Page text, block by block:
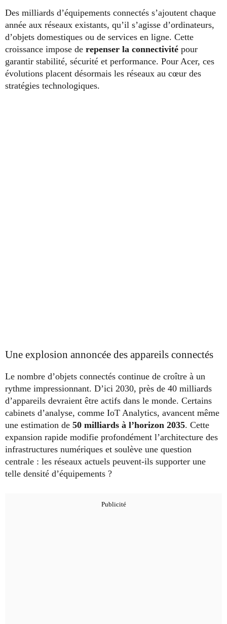
Des milliards d’équipements connectés s’ajoutent chaque
année aux réseaux existants, qu’il s’agisse d’ordinateurs,
d’objets domestiques ou de services en ligne. Cette
croissance impose de repenser la connectivité pour
garantir stabilité, sécurité et performance. Pour Acer, ces
évolutions placent désormais les réseaux au cœur des
stratégies technologiques.
Une explosion annoncée des appareils connectés
Le nombre d’objets connectés continue de croître à un
rythme impressionnant. D’ici 2030, près de 40 milliards
d’appareils devraient être actifs dans le monde. Certains
cabinets d’analyse, comme IoT Analytics, avancent même
une estimation de 50 milliards à l’horizon 2035. Cette
expansion rapide modifie profondément l’architecture des
infrastructures numériques et soulève une question
centrale : les réseaux actuels peuvent-ils supporter une
telle densité d’équipements ?